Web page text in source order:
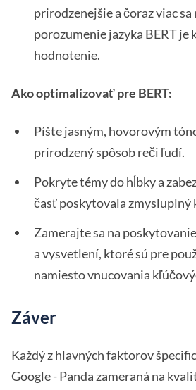
prirodzenejšie a čoraz viac
porozumenie jazyka BERT je
hodnotenie.
Ako optimalizovať pre BERT:
Píšte jasným, hovorovým
prirodzený spôsob reči ľudí.
Pokryte témy do hĺbky a
časť poskytovala zmysluplný
Zamerajte sa na
a vysvetlení, ktoré sú pre
namiesto vnucovania
Záver
Každý z hlavných faktorov
Google - Panda zameraná na